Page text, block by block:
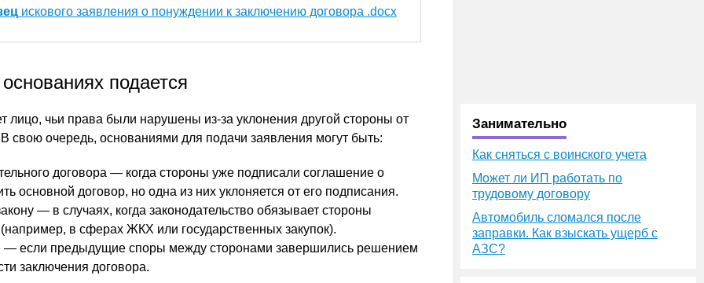
искового заявления о понуждении к заключению договора .docx
подается
лицо, чьи права были нарушены из-за уклонения другой стороны от
свою очередь, основаниями для подачи заявления могут быть:
договора — когда стороны уже подписали соглашение о
основной договор, но одна из них уклоняется от его подписания.
— в случаях, когда законодательство обязывает стороны
в сферах ЖКХ или государственных закупок).
если предыдущие споры между сторонами завершились решением
заключения договора.
Занимательно
Как сняться с воинского учета
Может ли ИП работать по
трудовому договору
Автомобиль сломался после
заправки. Как взыскать ущерб с
АЗС?